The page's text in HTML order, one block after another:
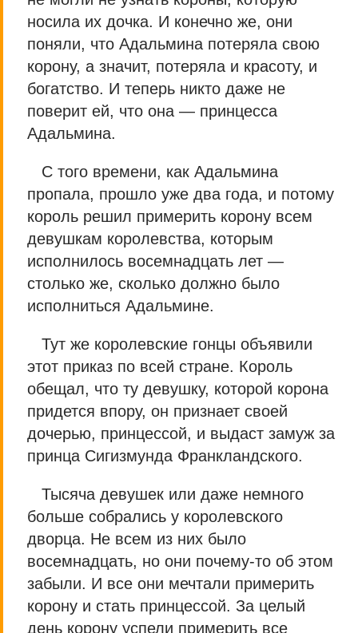
носила их дочка. И конечно же, они
поняли, что Адальмина потеряла свою
корону, а значит, потеряла и красоту, и
богатство. И теперь никто даже не
поверит ей, что она — принцесса
Адальмина.
С того времени, как Адальмина
пропала, прошло уже два года, и потому
король решил примерить корону всем
девушкам королевства, которым
исполнилось восемнадцать лет —
столько же, сколько должно было
исполниться Адальмине.
Тут же королевские гонцы объявили
этот приказ по всей стране. Король
обещал, что ту девушку, которой корона
придется впору, он признает своей
дочерью, принцессой, и выдаст замуж за
принца Сигизмунда Франкландского.
Тысяча девушек или даже немного
больше собрались у королевского
дворца. Не всем из них было
восемнадцать, но они почему-то об этом
забыли. И все они мечтали примерить
корону и стать принцессой. За целый
день корону успели примерить все